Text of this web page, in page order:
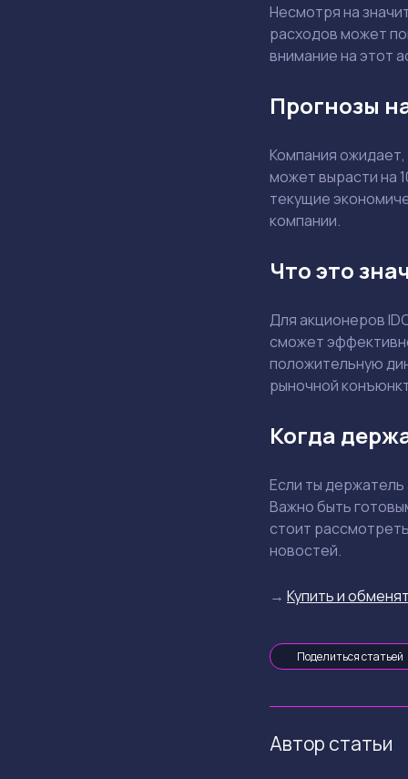
Несмотря на
расходов может
внимание на этот
Прогнозы
Компания
может вырасти на
текущие
компании.
Что это
Для акционеров
сможет
положительную
рыночной
Когда
Если ты
Важно быть
стоит
новостей.
→ Купить и
Поделиться статьей
Автор статьи